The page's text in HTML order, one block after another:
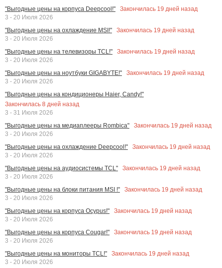
"Выгодные цены на корпуса Deepcool!"
Закончилась 19 дней назад
3 - 20 Июля 2026
"Выгодные цены на охлаждение MSI!"
Закончилась 19 дней назад
3 - 20 Июля 2026
"Выгодные цены на телевизоры TCL!"
Закончилась 19 дней назад
3 - 20 Июля 2026
"Выгодные цены на ноутбуки GIGABYTE!"
Закончилась 19 дней назад
3 - 20 Июля 2026
"Выгодные цены на кондиционеры Haier, Candy!"
Закончилась 8 дней назад
3 - 31 Июля 2026
"Выгодные цены на медиаплееры Rombica"
Закончилась 19 дней назад
3 - 20 Июля 2026
"Выгодные цены на охлаждение Deepcool!"
Закончилась 19 дней назад
3 - 20 Июля 2026
"Выгодные цены на аудиосистемы TCL"
Закончилась 19 дней назад
3 - 20 Июля 2026
"Выгодные цены на блоки питания MSI !"
Закончилась 19 дней назад
3 - 20 Июля 2026
"Выгодные цены на корпуса Ocypus!"
Закончилась 19 дней назад
3 - 20 Июля 2026
"Выгодные цены на корпуса Cougar!"
Закончилась 19 дней назад
3 - 20 Июля 2026
"Выгодные цены на мониторы TCL!"
Закончилась 19 дней назад
3 - 20 Июля 2026